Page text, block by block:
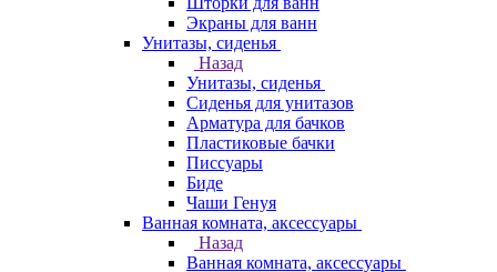
Экраны для ванн
Унитазы, сиденья
Назад
Унитазы, сиденья
Сиденья для унитазов
Арматура для бачков
Пластиковые бачки
Писсуары
Биде
Чаши Генуя
Ванная комната, аксессуары
Назад
Ванная комната, аксессуары